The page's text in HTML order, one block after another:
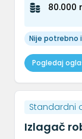
80.000
Nije potrebno
Pogledaj
Standardni
Izlagač